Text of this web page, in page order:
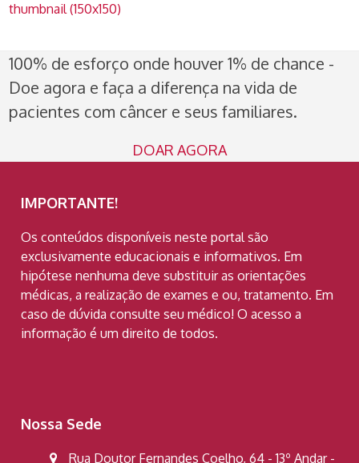
thumbnail (150x150)
100% de esforço onde houver 1% de chance -
Doe agora e faça a diferença na vida de
pacientes com câncer e seus familiares.
DOAR AGORA
IMPORTANTE!
Os conteúdos disponíveis neste portal são
exclusivamente educacionais e informativos. Em
hipótese nenhuma deve substituir as orientações
médicas, a realização de exames e ou, tratamento. Em
caso de dúvida consulte seu médico! O acesso a
informação é um direito de todos.
Nossa Sede
Rua Doutor Fernandes Coelho, 64 - 13º Andar -